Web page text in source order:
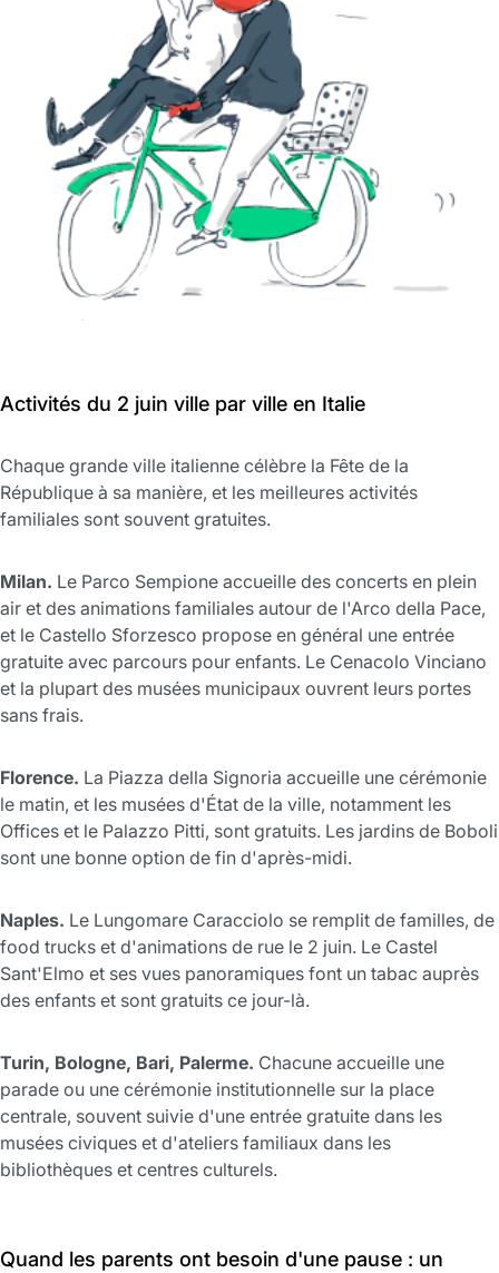
Activités du 2 juin ville par ville en Italie
Chaque grande ville italienne célèbre la Fête de la
République à sa manière, et les meilleures activités
familiales sont souvent gratuites.
Milan. Le Parco Sempione accueille des concerts en plein
air et des animations familiales autour de l'Arco della Pace,
et le Castello Sforzesco propose en général une entrée
gratuite avec parcours pour enfants. Le Cenacolo Vinciano
et la plupart des musées municipaux ouvrent leurs portes
sans frais.
Florence. La Piazza della Signoria accueille une cérémonie
le matin, et les musées d'État de la ville, notamment les
Offices et le Palazzo Pitti, sont gratuits. Les jardins de Boboli
sont une bonne option de fin d'après-midi.
Naples. Le Lungomare Caracciolo se remplit de familles, de
food trucks et d'animations de rue le 2 juin. Le Castel
Sant'Elmo et ses vues panoramiques font un tabac auprès
des enfants et sont gratuits ce jour-là.
Turin, Bologne, Bari, Palerme. Chacune accueille une
parade ou une cérémonie institutionnelle sur la place
centrale, souvent suivie d'une entrée gratuite dans les
musées civiques et d'ateliers familiaux dans les
bibliothèques et centres culturels.
Quand les parents ont besoin d'une pause : un